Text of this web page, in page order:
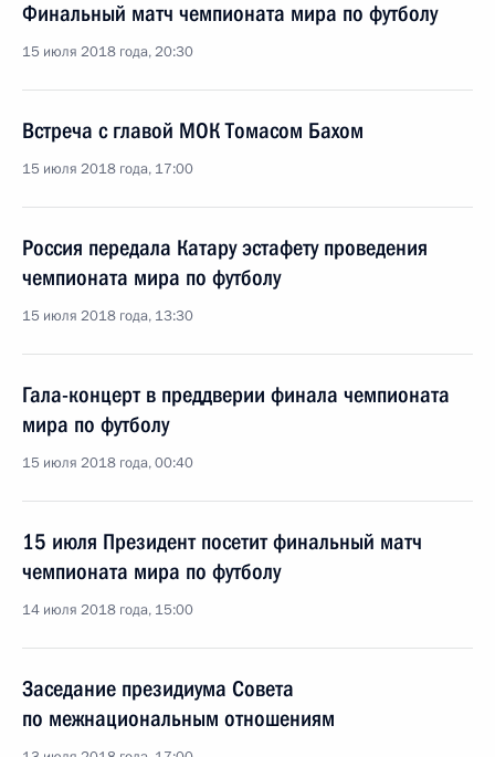
Финальный матч чемпионата мира по футболу
15 июля 2018 года, 20:30
Встреча с главой МОК Томасом Бахом
15 июля 2018 года, 17:00
Россия передала Катару эстафету проведения
чемпионата мира по футболу
15 июля 2018 года, 13:30
Гала-концерт в преддверии финала чемпионата
мира по футболу
15 июля 2018 года, 00:40
15 июля Президент посетит финальный матч
чемпионата мира по футболу
14 июля 2018 года, 15:00
Заседание президиума Совета
по межнациональным отношениям